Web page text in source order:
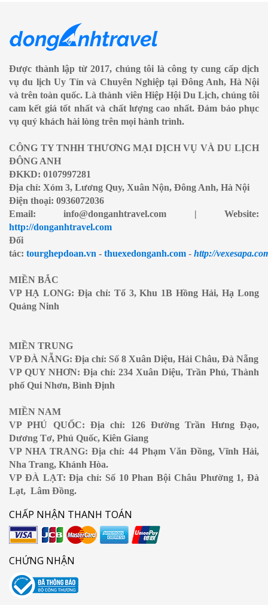
Được thành lập từ 2017, chúng tôi là công ty cung cấp dịch
vụ du lịch Uy Tín và Chuyên Nghiệp tại Đông Anh, Hà Nội
và trên toàn quốc. Là thành viên Hiệp Hội Du Lịch, chúng tôi
cam kết giá tốt nhất và chất lượng cao nhất. Đảm bảo phục
vụ quý khách hài lòng trên mọi hành trình.
CÔNG TY TNHH THƯƠNG MẠI DỊCH VỤ VÀ DU LỊCH
ĐÔNG ANH
ĐKKD: 0107997281
Địa chỉ: Xóm 3, Lương Quy, Xuân Nộn, Đông Anh, Hà Nội
Điện thoại: 0936072036
Email: info@donganhtravel.com | Website:
http://donganhtravel.com
Đối
tác: tourghepdoan.vn - thuexedonganh.com - http://
MIỀN BẮC
VP HẠ LONG: Địa chỉ: Tổ 3, Khu 1B Hồng Hải, Hạ Long
Quảng Ninh
MIỀN TRUNG
VP ĐÀ NẴNG: Địa chỉ: Số 8 Xuân Diệu, Hải Châu, Đà Nẵng
VP QUY NHƠN: Địa chỉ: 234 Xuân Diệu, Trần Phú, Thành
phố Qui Nhơn, Bình Định
MIỀN NAM
VP PHÚ QUỐC: Địa chỉ: 126 Đường Trần Hưng Đạo,
Dương Tơ, Phú Quốc, Kiên Giang
VP NHA TRANG: Địa chỉ: 44 Phạm Văn Đồng, Vĩnh Hải,
Nha Trang, Khánh Hòa.
VP ĐÀ LẠT: Địa chỉ: Số 10 Phan Bội Châu Phường 1, Đà
Lạt, Lâm Đồng.
CHẤP NHẬN THANH TOÁN
CHỨNG NHẬN